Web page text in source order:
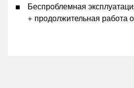
Беспроблемная
+ продолжительная работа